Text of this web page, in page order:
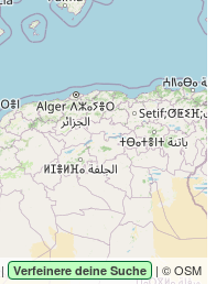
| Verfeinere deine Suche | © OSM